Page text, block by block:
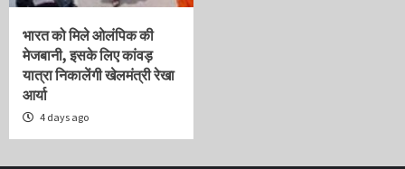
भारत को मिले ओलंपिक की
मेजबानी, इसके लिए कांवड़
यात्रा निकालेंगी खेलमंत्री रेखा
आर्या
4 days ago